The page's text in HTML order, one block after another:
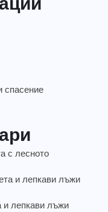
спасение
с лесното
и лепкави лъжи
лепкави лъжи